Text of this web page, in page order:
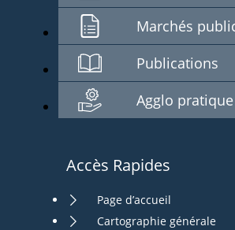
Marchés
Publications
Agglo pratique
Accès Rapides
Page d’accueil
Cartographie générale